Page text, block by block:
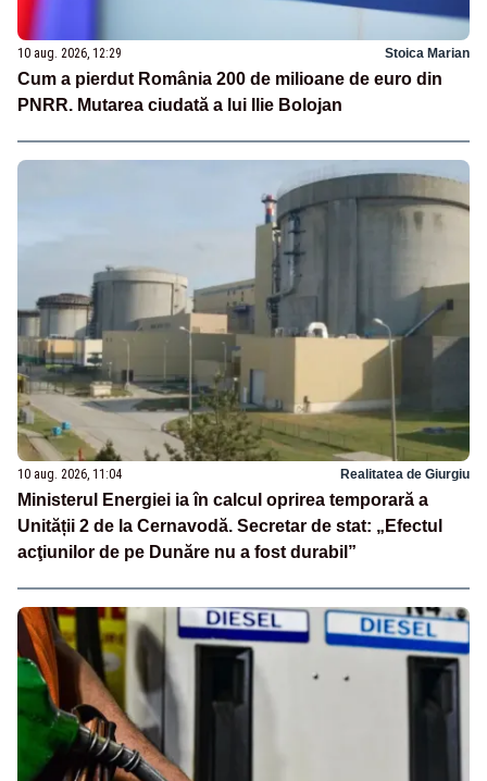
10 aug. 2026, 12:29 Stoica Marian
Cum a pierdut România 200 de milioane de euro din
PNRR. Mutarea ciudată a lui Ilie Bolojan
10 aug. 2026, 11:04 Realitatea de Giurgiu
Ministerul Energiei ia în calcul oprirea temporară a
Unității 2 de la Cernavodă. Secretar de stat: „Efectul
acţiunilor de pe Dunăre nu a fost durabil”